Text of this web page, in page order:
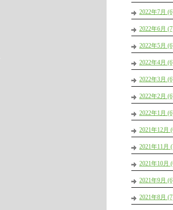
2022年7月
2022年6月
2022年5月
2022年4月
2022年3月
2022年2月
2022年1月
2021年12月
2021年11月
2021年10月
2021年9月
2021年8月